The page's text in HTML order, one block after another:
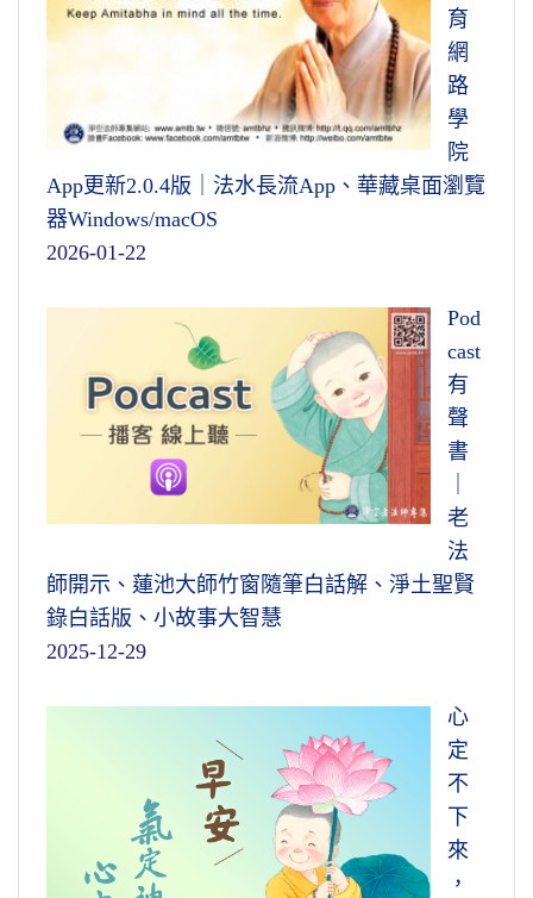
育
網
路
學
院
App更新2.0.4版｜法水長流App、華藏桌面瀏覽
器Windows/macOS
2026-01-22
Pod
cast
有
聲
書
老
法
師開示、蓮池大師竹窗隨筆白話解、淨土聖賢
錄白話版、小故事大智慧
2025-12-29
心
定
不
下
來
，